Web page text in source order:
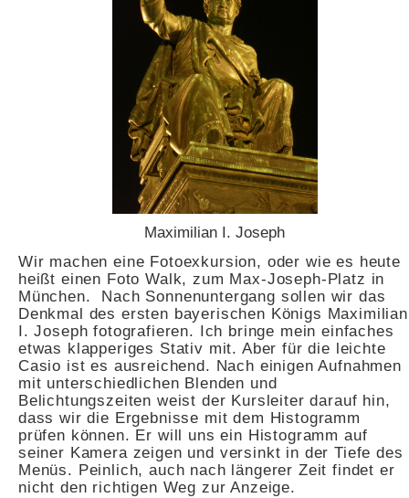
Maximilian I. Joseph
Wir machen eine Fotoexkursion, oder wie es heute
heißt einen Foto Walk, zum Max-Joseph-Platz in
München. Nach Sonnenuntergang sollen wir das
Denkmal des ersten bayerischen Königs Maximilian
I. Joseph fotografieren. Ich bringe mein einfaches
etwas klapperiges Stativ mit. Aber für die leichte
Casio ist es ausreichend. Nach einigen Aufnahmen
mit unterschiedlichen Blenden und
Belichtungszeiten weist der Kursleiter darauf hin,
dass wir die Ergebnisse mit dem Histogramm
prüfen können. Er will uns ein Histogramm auf
seiner Kamera zeigen und versinkt in der Tiefe des
Menüs. Peinlich, auch nach längerer Zeit findet er
nicht den richtigen Weg zur Anzeige.